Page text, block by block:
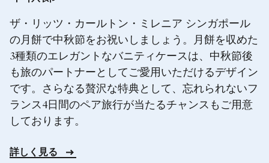
ザ・リッツ・カールトン・ミレニア シンガポール
の月餅で中秋節をお祝いしましょう。月餅を収めた
3種類のエレガントなバニティケースは、中秋節後
も旅のパートナーとしてご愛用いただけるデザイン
です。さらなる贅沢な特典として、忘れられないフ
ランス4日間のペア旅行が当たるチャンスもご用意
しております。
詳しく見る